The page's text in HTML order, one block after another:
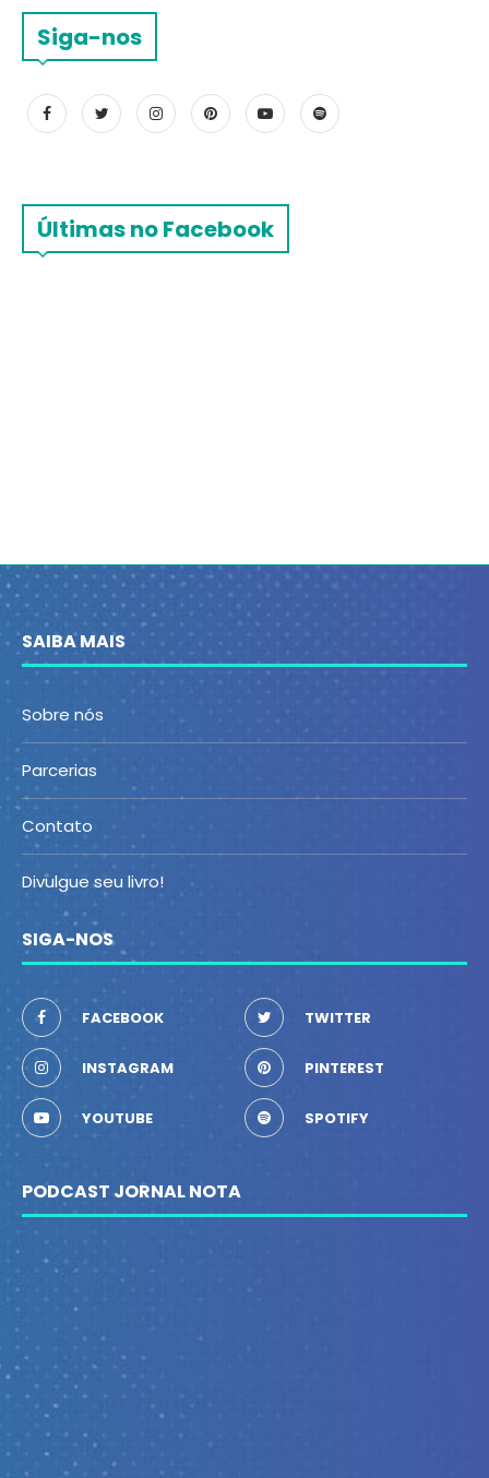
Siga-nos
Últimas no Facebook
SAIBA MAIS
Sobre nós
Parcerias
Contato
Divulgue seu livro!
SIGA-NOS
FACEBOOK TWITTER
INSTAGRAM PINTEREST
YOUTUBE SPOTIFY
PODCAST JORNAL NOTA